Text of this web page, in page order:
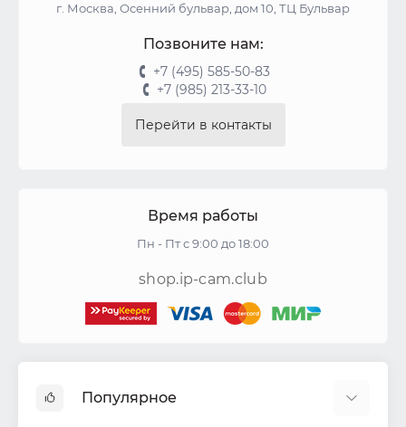
г. Москва, Осенний бульвар, дом 10, ТЦ Бульвар
Позвоните нам:
+7 (495) 585-50-83
+7 (985) 213-33-10
Перейти в контакты
Время работы
Пн - Пт с 9:00 до 18:00
shop.ip-cam.club
Популярное